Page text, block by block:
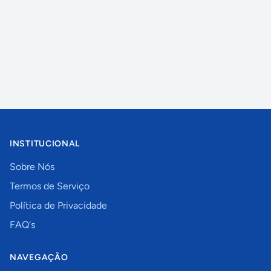
INSTITUCIONAL
Sobre Nós
Termos de Serviço
Política de Privacidade
FAQ's
NAVEGAÇÃO